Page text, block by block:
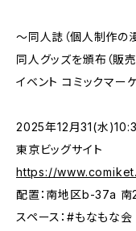
〜同人誌（個人制作の
同人グッズを頒布（販
イベント コミックマーケ
2025年12月31(水
東京ビッグサイト
https://
配置：南地区b-37a 南
スペース：#もなもな会